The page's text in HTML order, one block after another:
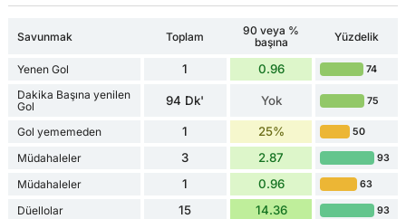
Savunmak Toplam
90 veya %
başına
Yüzdelik
Yenen Gol 1 0.96 74
Dakika Başına yenilen
Gol
94 Dk' Yok 75
Gol yememeden 1 25% 50
Müdahaleler 3 2.87 93
Müdahaleler 1 0.96 63
Düellolar 15 14.36 93